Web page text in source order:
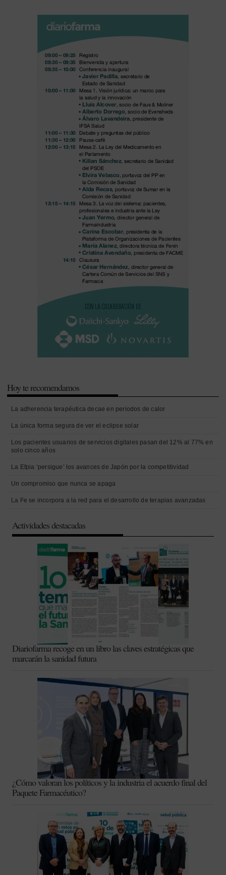
Hoy te recomendamos
La adherencia terapéutica decae en periodos de calor
La única forma segura de ver el eclipse solar
Los pacientes usuarios de servicios digitales pasan del 12% al 77% en
solo cinco años
La Efpia ‘persigue’ los avances de Japón por la competitividad
Un compromiso que nunca se apaga
La Fe se incorpora a la red para el desarrollo de terapias avanzadas
Actividades destacadas
Diariofarma recoge en un libro las claves estratégicas que
marcarán la sanidad futura
¿Cómo valoran los políticos y la industria el acuerdo final del
Paquete Farmacéutico?